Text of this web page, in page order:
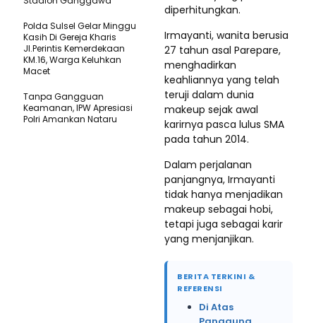
diperhitungkan.
Irmayanti, wanita berusia
27 tahun asal Parepare,
menghadirkan
keahliannya yang telah
teruji dalam dunia
makeup sejak awal
karirnya pasca lulus SMA
pada tahun 2014.
Dalam perjalanan
panjangnya, Irmayanti
tidak hanya menjadikan
makeup sebagai hobi,
tetapi juga sebagai karir
yang menjanjikan.
BERITA TERKINI &
REFERENSI
Di Atas
Polda Sulsel Gelar Minggu
Kasih Di Gereja Kharis
Jl.Perintis Kemerdekaan
KM.16, Warga Keluhkan
Macet
Tanpa Gangguan
Keamanan, IPW Apresiasi
Polri Amankan Nataru